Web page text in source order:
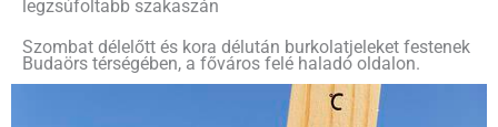
legzsúfoltabb szakaszán
Szombat délelőtt és kora délután burkolatjeleket festenek
Budaörs térségében, a főváros felé haladó oldalon.